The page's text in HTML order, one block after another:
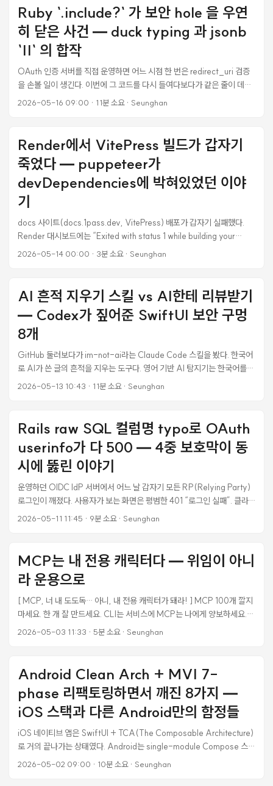
검색해보니까 이게 정상 패턴이었다. 그래서 머지까지 가는 길이 4 라운드
+ 11 fix commit로 길어졌지만, 만약 1 라운드에서 멈췄으면 production
에 SSRF 우회 2 개가 그대로 흘러갔을 거다. ...
Ruby `.include?` 가 보안 hole 을 우연
히 닫은 사건 — duck typing 과 jsonb
`||` 의 합작
OAuth 인증 서버를 직접 운영하면 어느 시점 한 번은 redirect_uri 검증
을 손볼 일이 생긴다. 이번에 그 코드를 다시 들여다보다가 같은 줄이 데이
터 형태에 따라 두 가지 완전히 다른 의미로 작동하고 있었다는 걸 발견했
는데, 동시에 정상 OAuth 흐름도 깨버렸다. 결과적으로 같은 코드 한 줄이
시간에 따라 substring 매칭이었다가 element-wise 매칭으로
dispatch 가 바뀌었다. ...
2026-05-16 09:00 · 11분 소요· Seunghan
Render에서 VitePress 빌드가 갑자기
죽었다 — puppeteer가
devDependencies에 박혀있었던 이야
기
docs 사이트(docs.1pass.dev, VitePress) 배포가 갑자기 실패했다.
Render 대시보드에는 “Exited with status 1 while building your
code.” 한 줄만 떴다. 수동으로 “Clear build cache & deploy” 한 번 누
않는다. 증상 Render static site (pnpm install --frozen-lockfile
&& pnpm run build) 새 커밋 push → 자동 빌드 시작 → 30초 만에
build_failed ...
2026-05-14 00:00 · 3분 소요· Seunghan
AI 흔적 지우기 스킬 vs AI한테 리뷰받기
— Codex가 짚어준 SwiftUI 보안 구멍
8개
GitHub 둘러보다가 im-not-ai라는 Claude Code 스킬을 봤다. 한국어
로 AI가 쓴 글의 흔적을 지우는 도구다. 영어 기반 AI 탐지기는 한국어를
잘 못 잡는다는 문제 의식에서 출발해서, “번역체 흔적” — 수동태 남발,
지 하단에 명시적으로 “이건 탐지 회피 도구가 아니라 글 품질 개선 유틸리
티다"라고 박혀 있는 점이 인상적이었다. 흥미로운 도구긴 한데 보다가 좀
다른 생각이 들었다. AI 흔적을 지운다고 그 글이 사람 글이 되는 건 아니지
않나. 진짜 사람 저자성이라는 게 있다면 그건 표면의 문체가 아니라 검증
하고 판단하는 행위 쪽일 텐데. 글 영역은 일단 옆에 두고, 코드 영역에서는
그게 더 명확하다. AI가 짠 코드인지 들키지 않으려고 변수명 바꾸고 주석
다는 시간보다, AI한테 한 번 더 리뷰시켜서 내가 못 본 구멍을 메꾸는 시간
이 훨씬 author 행위에 가깝다. ...
2026-05-13 10:43 · 11분 소요· Seunghan
Rails raw SQL 컬럼명 typo로 OAuth
userinfo가 다 500 — 4중 보호막이 동
시에 뚫린 이야기
운영하던 OIDC IdP 서버에서 어느 날 갑자기 모든 RP(Relying Party)
로그인이 깨졌다. 사용자가 보는 화면은 평범한 401 “로그인 실패”. 클라
이언트 로그를 봐도 그냥 RP Rails 백엔드가 401을 응답했을 뿐이다. 처
으로 깔려있어야 할 안전망이 단 하나도 작동 안 한 상태였고, 그 결과 raw
SQL 한 줄의 컬럼명 오타가 며칠을 살아서 모든 사용자 인증을 깨놓고 있
었다. 사고 자체보다 왜 이게 prod까지 도달했는지가 본질이라 정리해둔
다. ...
2026-05-11 11:45 · 9분 소요· Seunghan
MCP는 내 전용 캐릭터다 — 위임이 아니
라 운용으로
[ MCP, 너 내 도도독… 아니, 내 전용 캐릭터가 돼라! ] MCP 100개 깔지
마세요. 한 개 잘 만드세요. CLI는 서비스에 MCP는 나에게 양보하세요.
GitHub MCP 하나 깔면 Claude 컨텍스트 17,600 토큰. AI가 사용자 질
통’ => RPC(Real Player Character), 과거의 바보 같은 NPC(Non-
Player Character)가 아닙니다. ...
2026-05-03 11:33 · 5분 소요· Seunghan
Android Clean Arch + MVI 7-
phase 리팩토링하면서 깨진 8가지 —
iOS 스택과 다른 Android만의 함정들
iOS 네이티브 앱은 SwiftUI + TCA(The Composable Architecture)
로 거의 끝나가는 상태였다. Android는 single-module Compose 스캐
폴드만 있는 상태에서 같은 수준의 production 품질로 끌어올리는 작업을
2026-05-02 09:00 · 10분 소요· Seunghan